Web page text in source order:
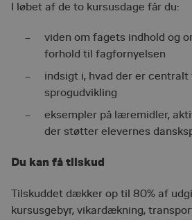
I løbet af de to kursusdage får du:
viden om fagets indhold og
forhold til fagfornyelsen
indsigt i, hvad der er
sprogudvikling
eksempler på læremidler,
der støtter elevernes
Du kan få tilskud
Tilskuddet dækker op til 80% af
kursusgebyr, vikardækning,